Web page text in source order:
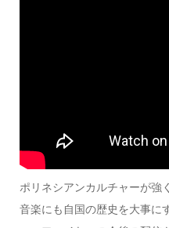
ポリネシアンカルチャーが強
音楽にも自国の歴史を大事に